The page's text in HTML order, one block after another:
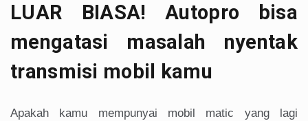
LUAR BIASA! Autopro bisa
mengatasi masalah nyentak
transmisi mobil kamu
Apakah kamu mempunyai mobil matic yang lagi